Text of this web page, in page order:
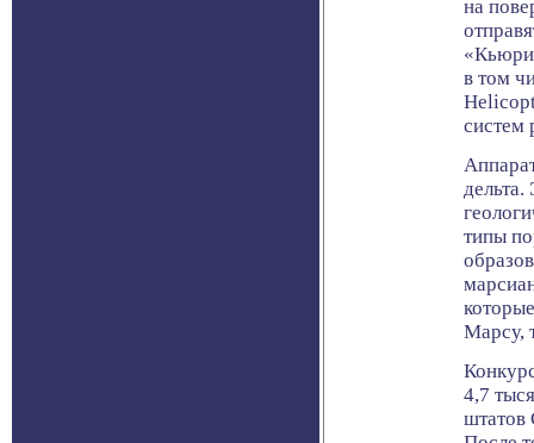
на
в том
систем
типы
Марсу,
4,7
штатов